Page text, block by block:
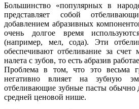
Большинство «популярных в
представляет собой
добавлением абразивных
очень долгое время
(например, мел, сода). Эти
обеспечивают отбеливание за счет
налета с зубов, то есть абразив
Проблема в том, что это весьма
негативно влияет на зубную
отбеливающие зубные пасты обычно
средней ценовой нише.